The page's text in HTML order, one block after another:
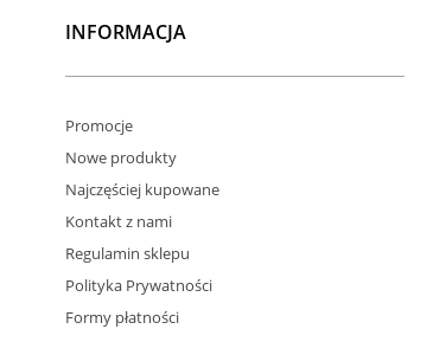
INFORMACJA
Promocje
Nowe produkty
Najczęściej kupowane
Kontakt z nami
Regulamin sklepu
Polityka Prywatności
Formy płatności